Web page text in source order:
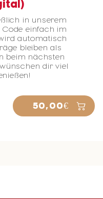
in unserem
einfach im
automatisch
bleiben als
beim nächsten
dir viel
50,00€